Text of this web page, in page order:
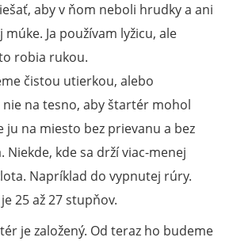
aby v ňom neboli hrudky a ani
Ja používam lyžicu, ale
robia rukou.
čistou utierkou, alebo
nie na tesno, aby štartér mohol
ju na miesto bez prievanu a bez
Niekde, kde sa drží viac-menej
Napríklad do vypnutej rúry.
25 až 27 stupňov.
je založený. Od teraz ho budeme